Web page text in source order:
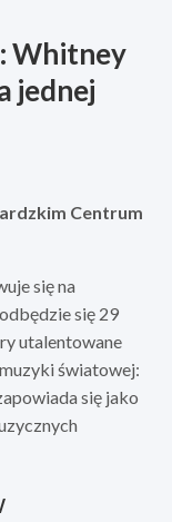
Whitney
jednej
Centrum
się na
się 29
utalentowane
światowej:
się jako